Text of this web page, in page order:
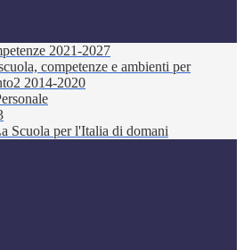
2021-2027
competenze e ambienti per
2014-2020
Scuola per l'Italia di domani